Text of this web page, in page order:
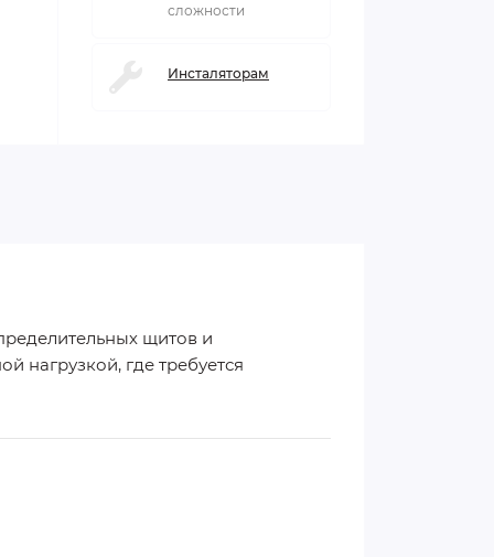
сложности
Инсталяторам
щитов и
нагрузкой, где требуется